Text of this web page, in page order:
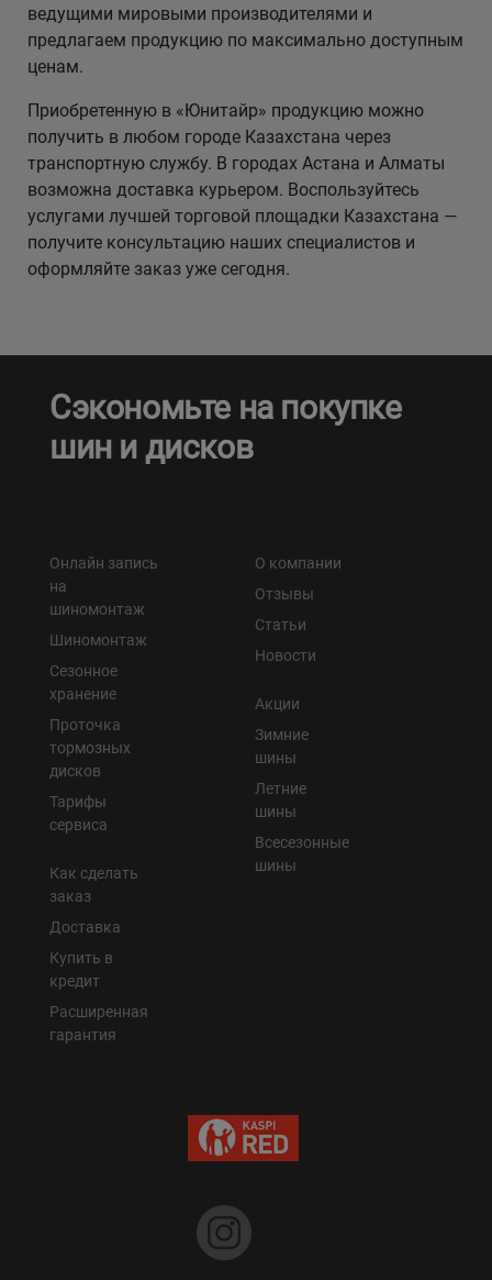
ведущими мировыми производителями и
предлагаем продукцию по максимально доступным
ценам.
Приобретенную в «Юнитайр» продукцию можно
получить в любом городе Казахстана через
транспортную службу. В городах Астана и Алматы
возможна доставка курьером. Воспользуйтесь
услугами лучшей торговой площадки Казахстана —
получите консультацию наших специалистов и
оформляйте заказ уже сегодня.
Сэкономьте на покупке
шин и дисков
Онлайн запись
на
шиномонтаж
Шиномонтаж
Сезонное
хранение
Проточка
тормозных
дисков
Тарифы
сервиса
Как сделать
заказ
Доставка
Купить в
кредит
Расширенная
гарантия
О компании
Отзывы
Статьи
Новости
Акции
Зимние
шины
Летние
шины
Всесезонные
шины